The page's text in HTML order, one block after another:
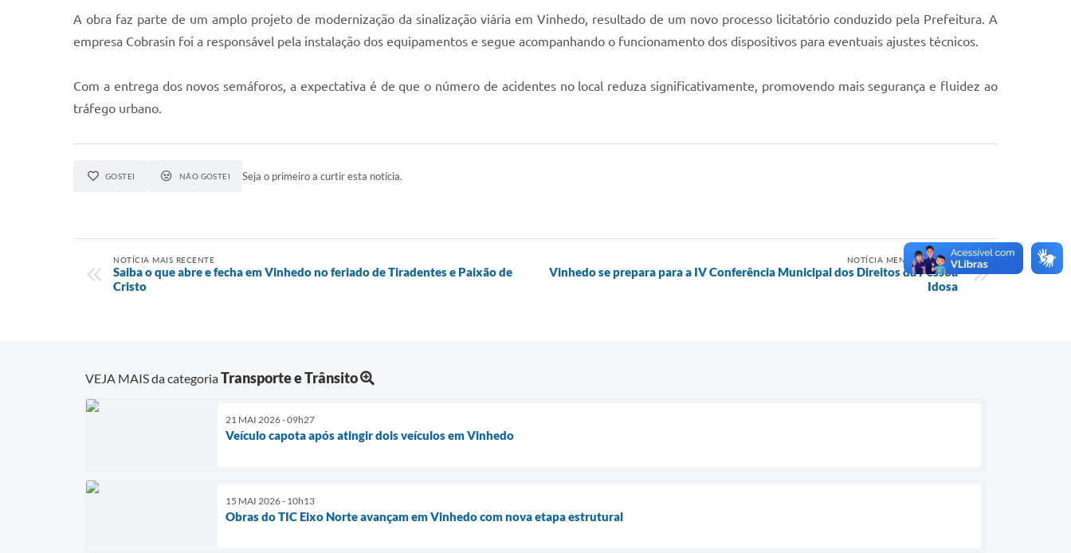
A obra faz parte de um amplo projeto de modernização da sinalização viária em Vinhedo, resultado de um novo processo licitatório conduzido pela Prefeitura. A
empresa Cobrasin foi a responsável pela instalação dos equipamentos e segue acompanhando o funcionamento dos dispositivos para eventuais ajustes técnicos.
Com a entrega dos novos semáforos, a expectativa é de que o número de acidentes no local reduza significativamente, promovendo mais segurança e fluidez ao
tráfego urbano.
GOSTEI NÃO GOSTEI Seja o primeiro a curtir esta notícia.
NOTÍCIA MAIS RECENTE
Saiba o que abre e fecha em Vinhedo no feriado de Tiradentes e Paixão de
Cristo
NOTÍCIA MENOS RECENTE
Vinhedo se prepara para a IV Conferência Municipal dos Direitos da Pessoa
Idosa
VEJA MAIS da categoriaTransporte e Trânsito
21 MAI 2026 - 09h27
Veículo capota após atingir dois veículos em Vinhedo
15 MAI 2026 - 10h13
Obras do TIC Eixo Norte avançam em Vinhedo com nova etapa estrutural